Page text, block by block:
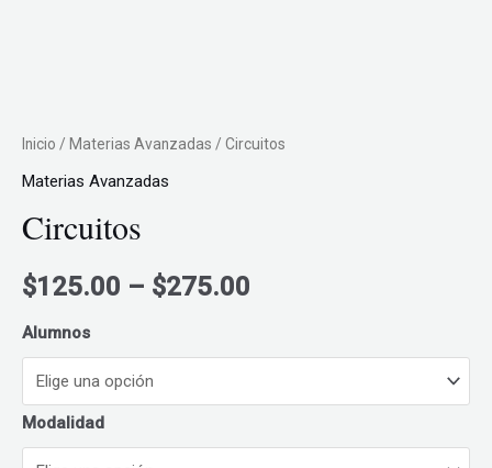
Inicio / Materias Avanzadas / Circuitos
Materias Avanzadas
Circuitos
$125.00 – $275.00
Alumnos
Modalidad